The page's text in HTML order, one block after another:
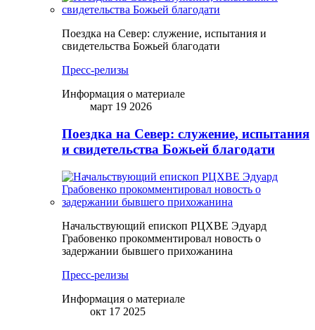
Поездка на Север: служение, испытания и
свидетельства Божьей благодати
Пресс-релизы
Информация о материале
март 19 2026
Поездка на Север: служение, испытания
и свидетельства Божьей благодати
Начальствующий епископ РЦХВЕ Эдуард
Грабовенко прокомментировал новость о
задержании бывшего прихожанина
Пресс-релизы
Информация о материале
окт 17 2025